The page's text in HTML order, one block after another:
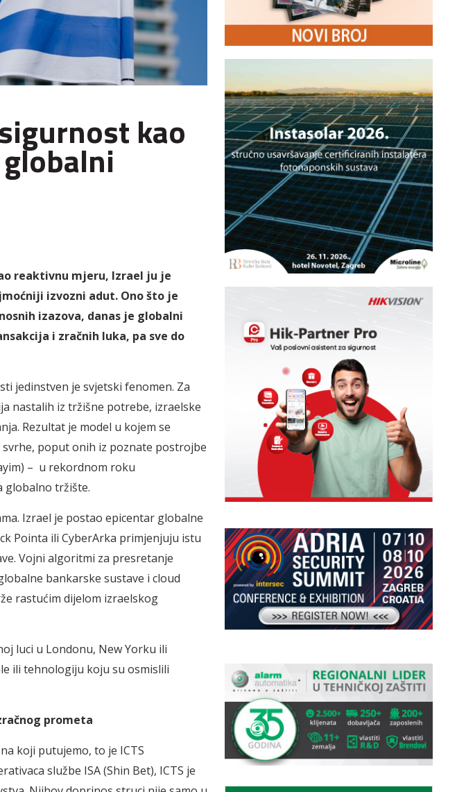
kao
reaktivnu mjeru, Izrael ju je
izvozni adut. Ono što je
izazova, danas je globalni
i zračnih luka, pa sve do
jedinstven je svjetski fenomen. Za
nastalih iz tržišne potrebe, izraelske
Rezultat je model u kojem se
poput onih iz poznate postrojbe
– u rekordnom roku
globalno tržište.
Izrael je postao epicentar globalne
Pointa ili CyberArka primjenjuju istu
Vojni algoritmi za presretanje
bankarske sustave i cloud
rastućim dijelom izraelskog
luci u Londonu, New Yorku ili
ili tehnologiju koju su osmislili
prometa
koji putujemo, to je ICTS
službe ISA (Shin Bet), ICTS je